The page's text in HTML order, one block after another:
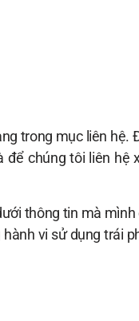
trong mục liên hệ.
chúng tôi liên hệ
thông tin mà
vi sử dụng trái